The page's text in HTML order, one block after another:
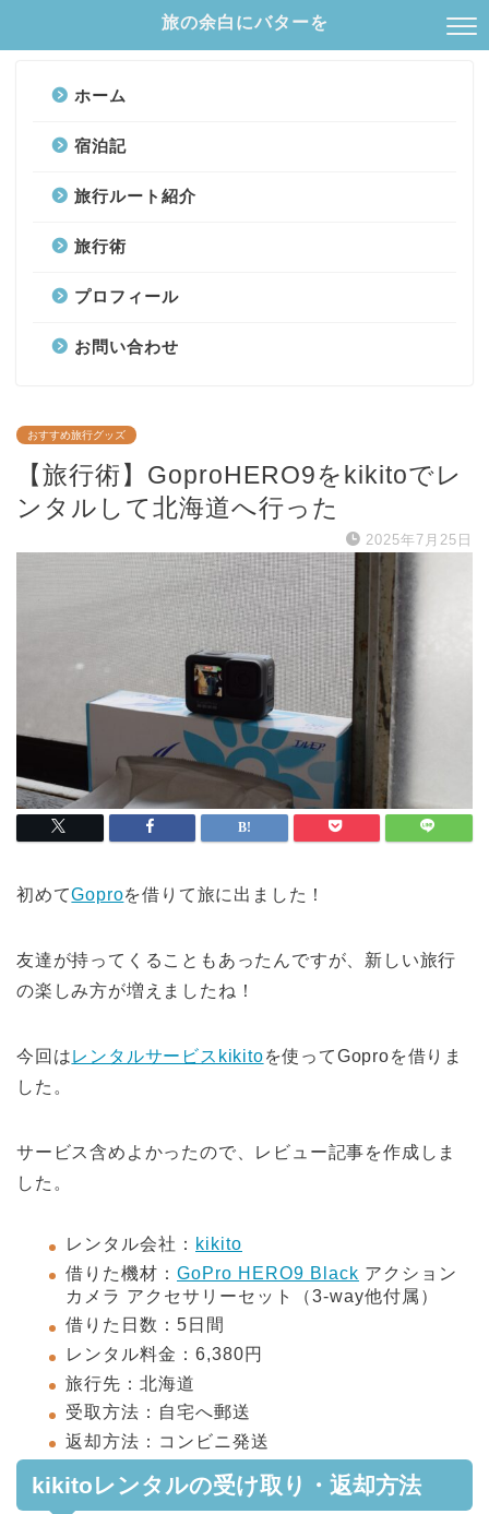
旅の余白にバターを
ホーム
宿泊記
旅行ルート紹介
旅行術
プロフィール
お問い合わせ
おすすめ旅行グッズ
【旅行術】GoproHERO9をkikitoでレ
ンタルして北海道へ行った
2025年7月25日
初めてGoproを借りて旅に出ました！
友達が持ってくることもあったんですが、新しい旅行
の楽しみ方が増えましたね！
今回はレンタルサービスkikitoを使ってGoproを借りま
した。
サービス含めよかったので、レビュー記事を作成しま
した。
レンタル会社： kikito
借りた機材： GoPro HERO9 Black アクション
カメラ アクセサリーセット（3-way他付属）
借りた日数：5日間
レンタル料金：6,380円
旅行先：北海道
受取方法：自宅へ郵送
返却方法：コンビニ発送
kikitoレンタルの受け取り・返却方法